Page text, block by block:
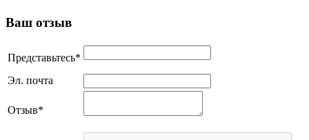
Ваш отзыв
Представьтесь*
Эл. почта
Отзыв*